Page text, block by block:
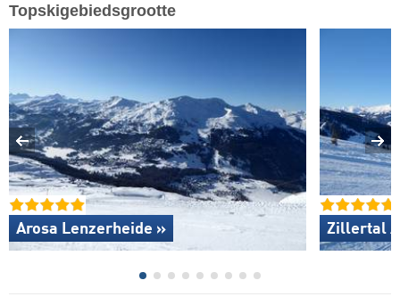
Topskigebiedsgrootte
Arosa Lenzerheide » Zillertal